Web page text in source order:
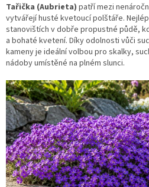
Tařička (Aubrieta) patří mezi
vytvářejí husté kvetoucí polštáře.
stanovištích v dobře propustné půdě,
a bohaté kvetení. Díky odolnosti vůči
kameny je ideální volbou pro skalky,
nádoby umístěné na plném slunci.